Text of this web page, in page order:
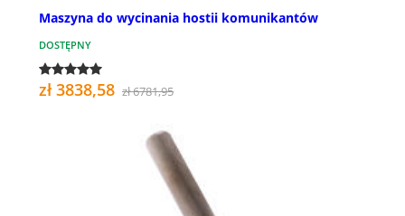
Maszyna do wycinania hostii komunikantów
DOSTĘPNY
zł 3838,58 zł 6781,95